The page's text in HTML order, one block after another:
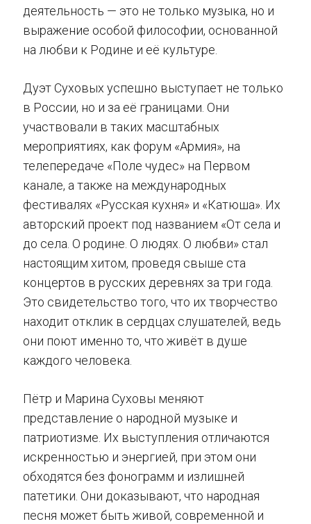
деятельность — это не только музыка, но и
выражение особой философии, основанной
на любви к Родине и её культуре.
Дуэт Суховых успешно выступает не только
в России, но и за её границами. Они
участвовали в таких масштабных
мероприятиях, как форум «Армия», на
телепередаче «Поле чудес» на Первом
канале, а также на международных
фестивалях «Русская кухня» и «Катюша». Их
авторский проект под названием «От села и
до села. О родине. О людях. О любви» стал
настоящим хитом, проведя свыше ста
концертов в русских деревнях за три года.
Это свидетельство того, что их творчество
находит отклик в сердцах слушателей, ведь
они поют именно то, что живёт в душе
каждого человека.
Пётр и Марина Суховы меняют
представление о народной музыке и
патриотизме. Их выступления отличаются
искренностью и энергией, при этом они
обходятся без фонограмм и излишней
патетики. Они доказывают, что народная
песня может быть живой, современной и